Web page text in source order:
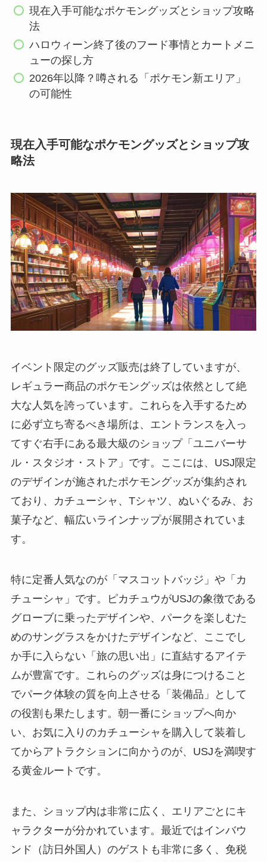
現在入手可能なポケモングッズとショップ攻略
法
ハロウィーン終了後のフード事情とカートメニ
ューの探し方
2026年以降？噂される「ポケモン新エリア」
の可能性
現在入手可能なポケモングッズとショップ攻
略法
イベント限定のグッズ販売は終了していますが、
レギュラー商品のポケモングッズは依然として絶
大な人気を誇っています。これらを入手するため
に必ず立ち寄るべき場所は、エントランスを入っ
てすぐ右手にある最大級のショップ「ユニバーサ
ル・スタジオ・ストア」です。ここには、USJ限定
のデザインが施されたポケモングッズが集約され
ており、カチューシャ、Tシャツ、ぬいぐるみ、お
菓子など、幅広いラインナップが展開されていま
す。
特に定番人気なのが「マスコットバッジ」や「カ
チューシャ」です。ピカチュウがUSJの象徴である
グローブに乗ったデザインや、パークを楽しむた
めのサングラスをかけたデザインなど、ここでし
か手に入らない「旅の思い出」に直結するアイテ
ムが豊富です。これらのグッズは身につけること
でパーク体験の質を向上させる「装備品」として
の役割も果たします。朝一番にショップへ向か
い、お気に入りのカチューシャを購入して装着し
てからアトラクションに向かうのが、USJを満喫す
る黄金ルートです。
また、ショップ内は非常に広く、エリアごとにキ
ャラクターが分かれています。最近ではインバウ
ンド（訪日外国人）のゲストも非常に多く、免税